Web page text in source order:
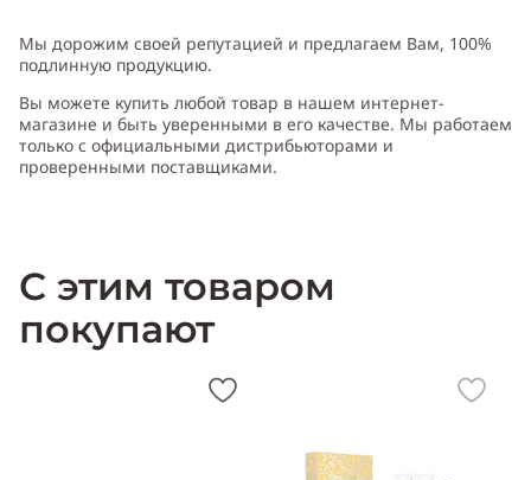
Cодержит ноты:гибискус, жасмин, чай, амбра
Мы дорожим своей репутацией и предлагаем Вам, 100%
подлинную продукцию.
Вы можете купить любой товар в нашем интернет-
магазине и быть уверенными в его качестве. Мы работаем
только с официальными дистрибьюторами и
проверенными поставщиками.
С этим товаром
покупают